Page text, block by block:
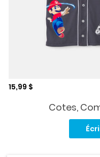
Prix de solde
15,99 $
Cotes,